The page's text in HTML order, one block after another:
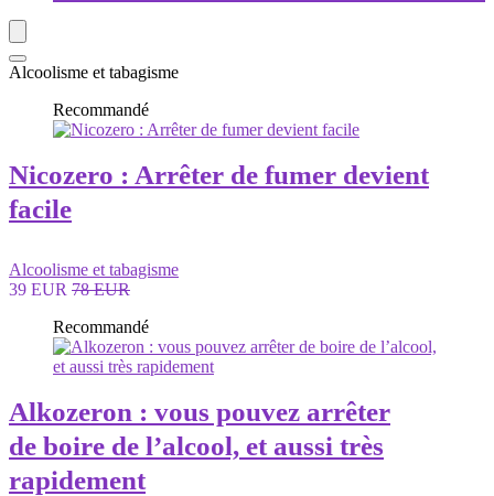
Alcoolisme et tabagisme
Recommandé
Nicozero : Arrêter de fumer devient
facile
Alcoolisme et tabagisme
39 EUR 78 EUR
Recommandé
Alkozeron : vous pouvez arrêter
de boire de l’alcool, et aussi très
rapidement